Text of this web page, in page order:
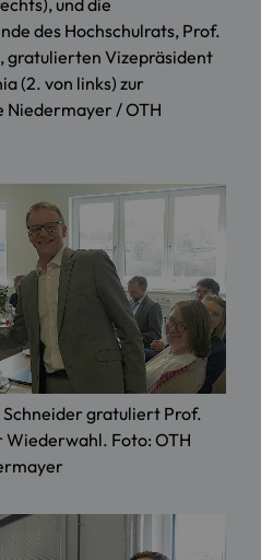
und die
des Hochschulrats, Prof.
gratulierten Vizepräsident
(2. von links) zur
Niedermayer / OTH
gratuliert Prof.
Wiederwahl. Foto: OTH